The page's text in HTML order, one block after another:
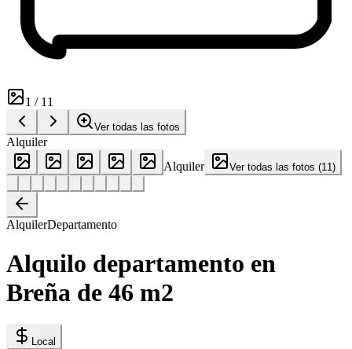
1 / 11
Ver todas las fotos
Alquiler
Alquiler
Ver todas las fotos (11)
AlquilerDepartamento
Alquilo departamento en
Breña de 46 m2
Local